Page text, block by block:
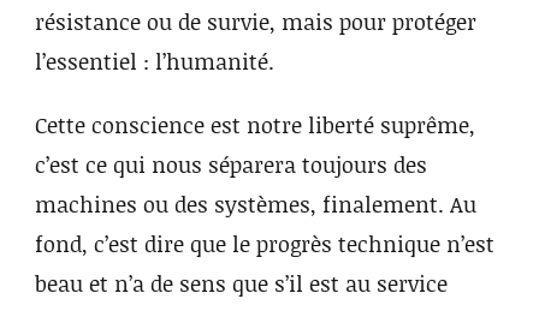
résistance ou de survie, mais pour protéger
l’essentiel : l’humanité.
Cette conscience est notre liberté suprême,
c’est ce qui nous séparera toujours des
machines ou des systèmes, finalement. Au
fond, c’est dire que le progrès technique n’est
beau et n’a de sens que s’il est au service